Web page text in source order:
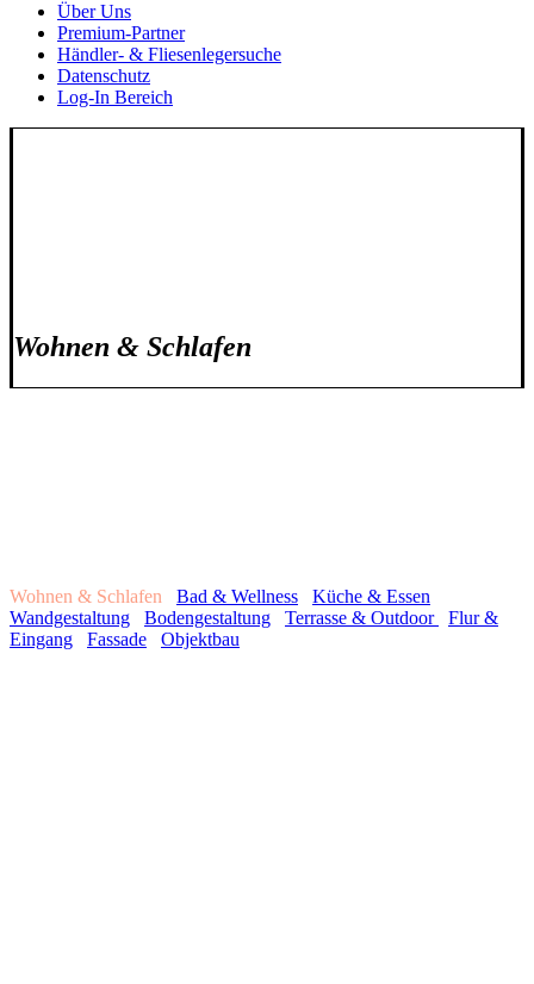
Über Uns
Premium-Partner
Händler- & Fliesenlegersuche
Datenschutz
Log-In Bereich
Wohnen & Schlafen
Wohnen & Schlafen Bad & Wellness
Küche & Essen
Wandgestaltung
Bodengestaltung Terrasse & Outdoor
Flur &
Eingang
Fassade Objektbau